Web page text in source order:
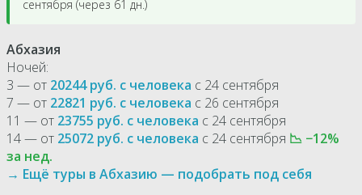
сентября (через 61 дн.)
Абхазия
Ночей:
3 — от 20244 руб. с человека с 24 сентября
7 — от 22821 руб. с человека с 26 сентября
11 — от 23755 руб. с человека с 24 сентября
14 — от 25072 руб. с человека с 24 сентября 📉 −12%
за нед.
→ Ещё туры в Абхазию — подобрать под себя